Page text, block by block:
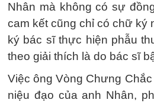
Nhân mà không có sự
cam kết cũng chỉ có chữ ký
ký bác sĩ thực hiện phẫu
theo giải thích là do bác sĩ
Việc ông Vòng Chưng
niệu đạo của anh Nhân,